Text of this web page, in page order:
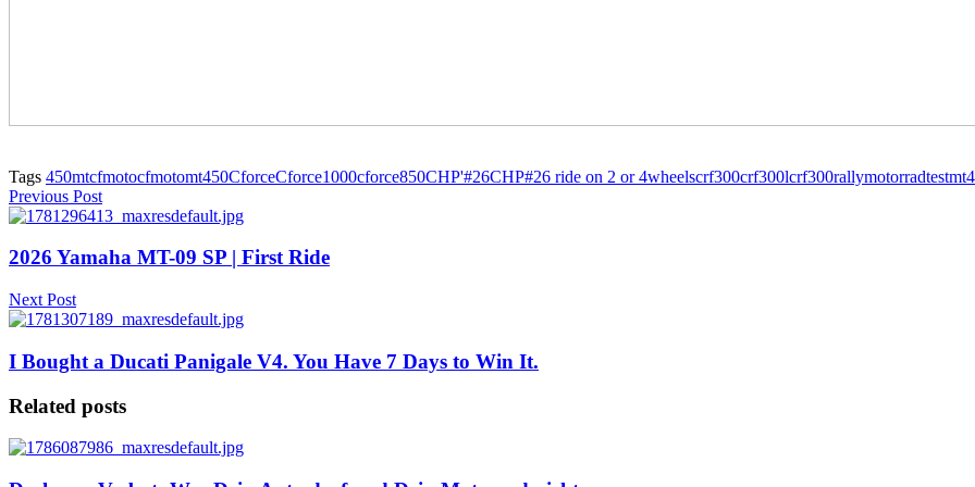
Tags 450mtcfmotocfmotomt450CforceCforce1000cforce850CHP'#26CHP#26 ride on 2 or 4wheelscrf300crf300lcrf300rallymotorradtest
Previous Post
2026 Yamaha MT-09 SP | First Ride
Next Post
I Bought a Ducati Panigale V4. You Have 7 Days to Win It.
Related posts